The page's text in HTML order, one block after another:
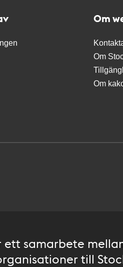
Om
Om
Om
ett samarbete
till